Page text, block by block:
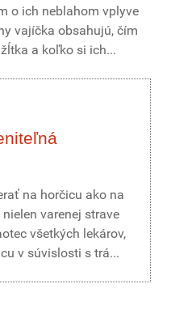
o ich neblahom vplyve
vajíčka obsahujú, čím
a koľko si ich...
na horčicu ako na
varenej strave
všetkých lekárov,
v súvislosti s trá...